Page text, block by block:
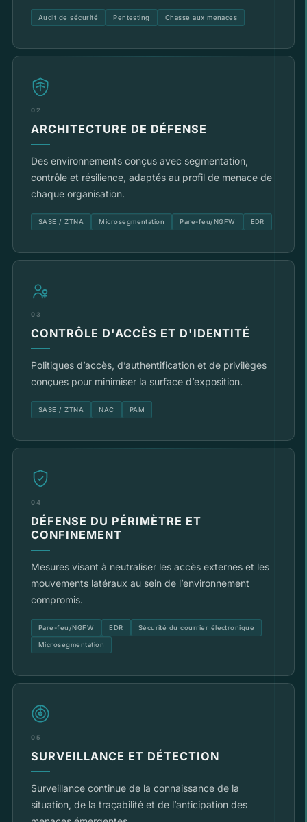
Audit de sécurité Pentesting Chasse aux menaces
02
ARCHITECTURE DE DÉFENSE
Des environnements conçus avec segmentation,
contrôle et résilience, adaptés au profil de menace de
chaque organisation.
SASE / ZTNA Microsegmentation Pare-feu/NGFW EDR
03
CONTRÔLE D'ACCÈS ET D'IDENTITÉ
Politiques d’accès, d’authentification et de privilèges
conçues pour minimiser la surface d’exposition.
SASE / ZTNA NAC PAM
04
DÉFENSE DU PÉRIMÈTRE ET
CONFINEMENT
Mesures visant à neutraliser les accès externes et les
mouvements latéraux au sein de l’environnement
compromis.
Pare-feu/NGFW EDR Sécurité du courrier électronique
Microsegmentation
05
SURVEILLANCE ET DÉTECTION
Surveillance continue de la connaissance de la
situation, de la traçabilité et de l’anticipation des